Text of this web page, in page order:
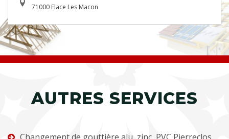
71000 Flace Les Macon
AUTRES SERVICES